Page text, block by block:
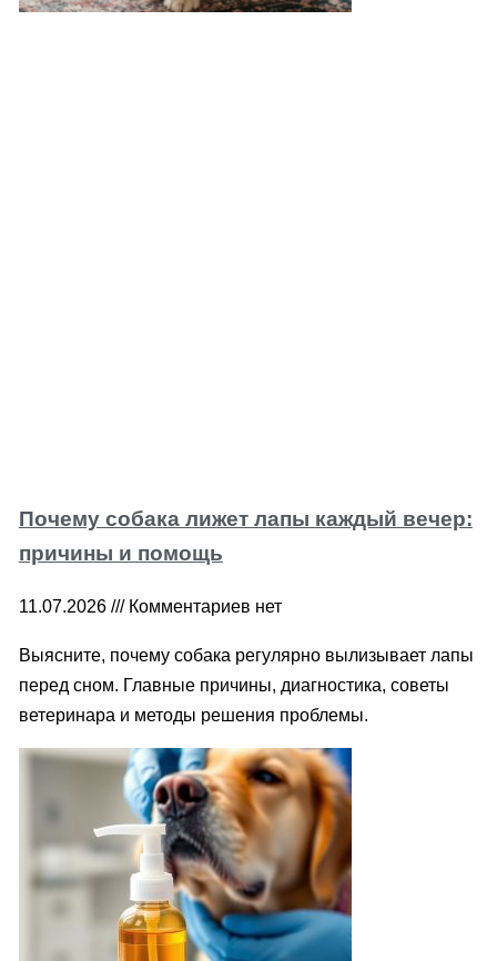
Почему собака лижет лапы каждый вечер:
причины и помощь
11.07.2026 Комментариев нет
Выясните, почему собака регулярно вылизывает лапы
перед сном. Главные причины, диагностика, советы
ветеринара и методы решения проблемы.